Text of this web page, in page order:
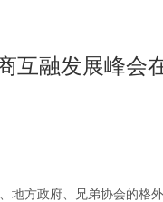
互融发展峰会
方政府、兄弟协会的格